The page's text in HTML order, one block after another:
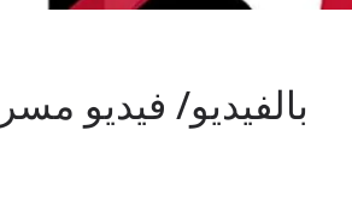
بالفيديو/ فيديو